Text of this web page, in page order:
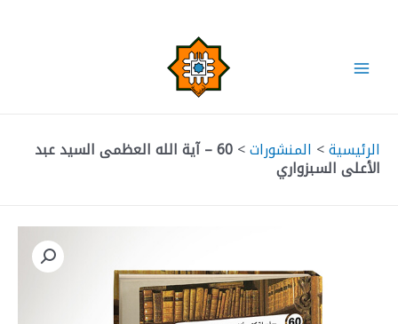
المحتوى
Main
الرئيسية> المنشورات> 60 – آية الله العظمى السيد عبد
الأعلى السبزواري